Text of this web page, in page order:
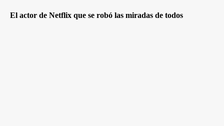
El actor de Netflix que se robó las miradas de todos